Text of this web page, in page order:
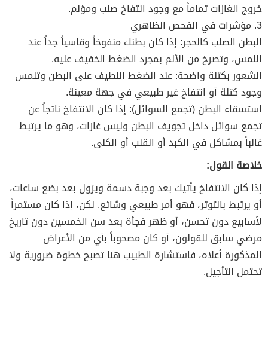
خروج الغازات تماماً مع وجود انتفاخ صلب ومؤلم.
3. مؤشرات في الفحص الظاهري
البطن الصلب كالحجر: إذا كان بطنك منفوخاً وقاسياً جداً عند
اللمس، وتصرخ من الألم بمجرد الضغط الخفيف عليه.
الشعور بكتلة واضحة: عند الضغط اللطيف على البطن وتلمس
وجود كتلة أو انتفاخ غير طبيعي في جهة معينة.
استسقاء البطن (تجمع السوائل): إذا كان الانتفاخ ناتجاً عن
تجمع سوائل داخل تجويف البطن وليس غازات، وهو ما يرتبط
غالباً بمشاكل في الكبد أو القلب أو الكلى.
خلاصة القول:
إذا كان الانتفاخ يأتيك بعد وجبة دسمة ويزول بعد بضع ساعات،
أو يرتبط بالتوتر، فهو أمر طبيعي وشائع. لكن، إذا كان مستمراً
لأسابيع دون تحسن، أو ظهر فجأة بعد سن الخمسين دون تاريخ
مرضي سابق للقولون، أو كان مصحوباً بأي من الأعراض
المذكورة أعلاه، فاستشارة الطبيب هنا تصبح خطوة ضرورية ولا
تحتمل التأجيل.